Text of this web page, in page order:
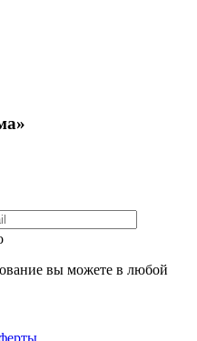
вы можете в любой